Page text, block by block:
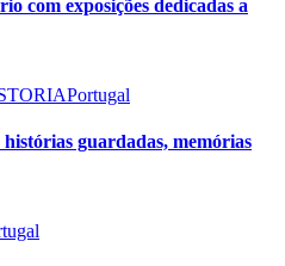
com exposições dedicadas a
Portugal
guardadas, memórias